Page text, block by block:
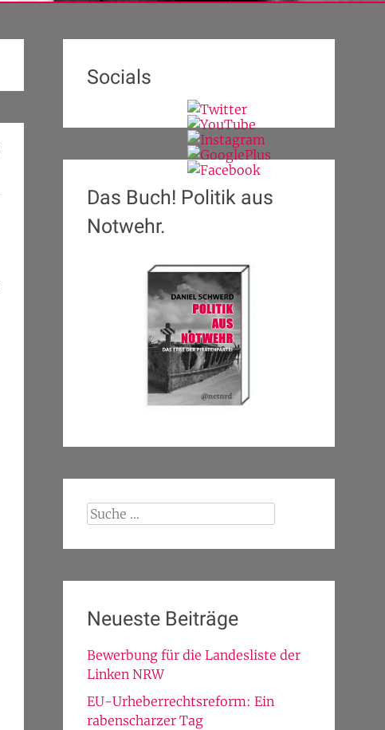
Socials
Das Buch! Politik aus
Notwehr.
Suche
Neueste Beiträge
Bewerbung für die Landesliste der
Linken NRW
EU-Urheberrechtsreform: Ein
rabenscharzer Tag